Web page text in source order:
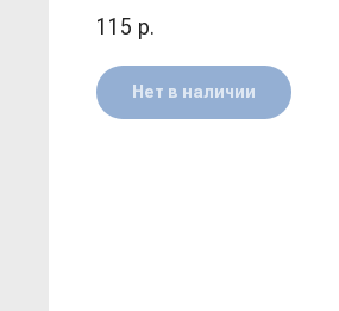
115 р.
Нет в наличии